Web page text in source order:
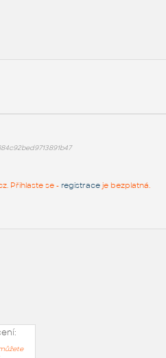
Přihlaste se - registraceje bezplatná.